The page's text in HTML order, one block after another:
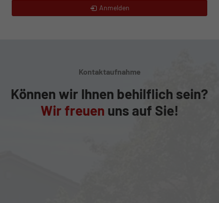
Anmelden
Kontaktaufnahme
Können wir Ihnen behilflich sein?
Wir freuen uns auf Sie!